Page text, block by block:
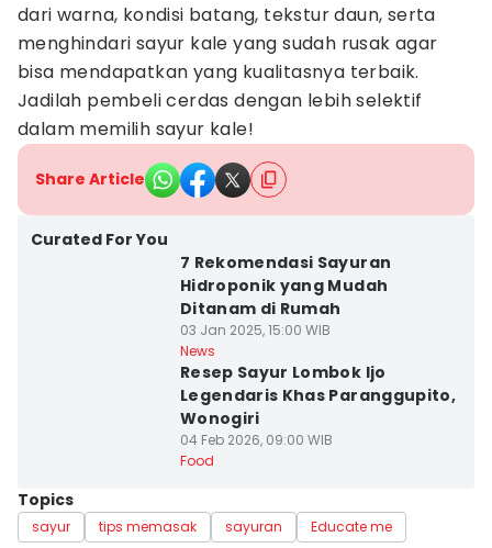
dari warna, kondisi batang, tekstur daun, serta
menghindari sayur kale yang sudah rusak agar
bisa mendapatkan yang kualitasnya terbaik.
Jadilah pembeli cerdas dengan lebih selektif
dalam memilih sayur kale!
Share Article
Curated For You
7 Rekomendasi Sayuran
Hidroponik yang Mudah
Ditanam di Rumah
03 Jan 2025, 15:00 WIB
News
Resep Sayur Lombok Ijo
Legendaris Khas Paranggupito,
Wonogiri
04 Feb 2026, 09:00 WIB
Food
Topics
sayur tips memasak sayuran Educate me